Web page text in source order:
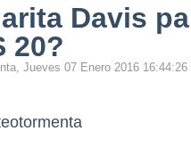
Davis
20?
Jueves 07 Enero 2016 16:44:26